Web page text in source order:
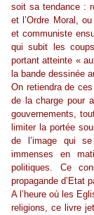
soit sa tendance :
et l’Ordre Moral,
et communiste
qui subit les
portant atteinte «
la bande dessinée
On retiendra de
de la charge pour
gouvernements,
limiter la portée
de l’image qui
immenses en
politiques. Ce
propagande d’Etat
A l’heure où les
religions, ce livre